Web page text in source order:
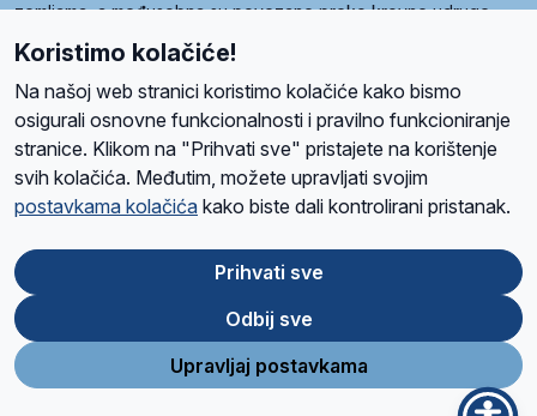
zemljama, a međusobna su povezane preko krovne udruge
Radio Maria). Svjetsku obitelj utemeljilo je sedam članica, među
kojima je i hrvatska Udruga Radio Marija.
O namaRadio ProgramVolonteriPrijateljiKontaktPravila privatnosti
Ova stranica je zaštićena Google reCAPTCHA sustavom
Store
Google
Play
Koristimo kolačiće!
Na našoj web stranici koristimo kolačiće kako bismo
osigurali osnovne funkcionalnosti i pravilno funkcioniranje
stranice. Klikom na "Prihvati sve" pristajete na korištenje
svih kolačića. Međutim, možete upravljati svojim
postavkama kolačića kako biste dali kontrolirani pristanak.
Prihvati sve
Odbij sve
Upravljaj postavkama